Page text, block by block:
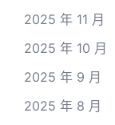
2025 年 11 月
2025 年 10 月
2025 年 9 月
2025 年 8 月